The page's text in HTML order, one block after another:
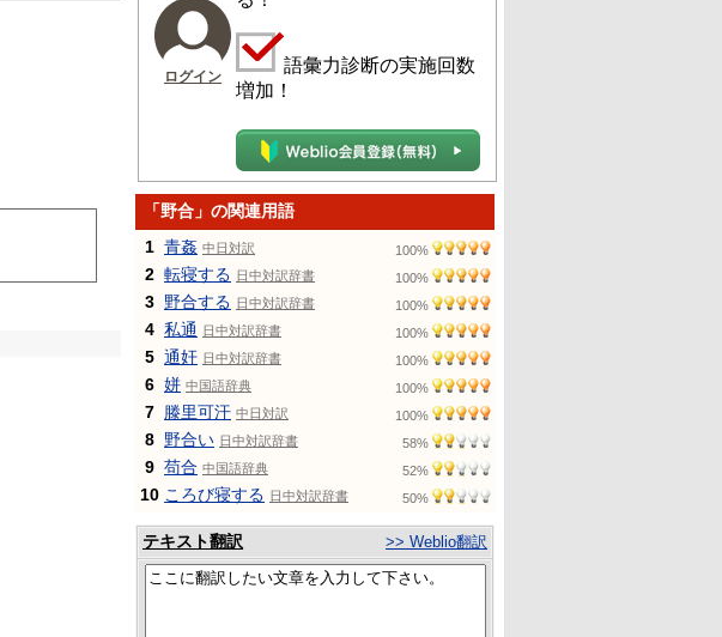
ログイン
語彙力診断の実施回数
増加！
「野合」の関連用語
1 青姦 中日対訳 100%
2 転寝する 日中対訳辞書 100%
3 野合する 日中対訳辞書 100%
4 私通 日中対訳辞書 100%
5 通奸 日中対訳辞書 100%
6 姘 中国語辞典 100%
7 滕里可汗 中日対訳 100%
8 野合い 日中対訳辞書 58%
9 苟合 中国語辞典 52%
10 ころび寝する 日中対訳辞書 50%
テキスト翻訳 >> Weblio翻訳